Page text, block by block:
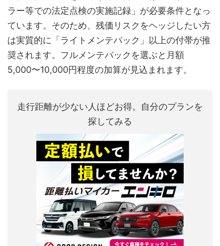
ラー等での法定点検の実施記録」が必要条件となっ
ています。そのため、残価リスクをヘッジしたい方
は実質的に「ライトメンテパック」以上の付帯が推
奨されます。フルメンテパックを選ぶと月額
5,000〜10,000円程度の加算が見込まれます。
走行距離が少ない人ほどお得。自分のプランを
探してみる